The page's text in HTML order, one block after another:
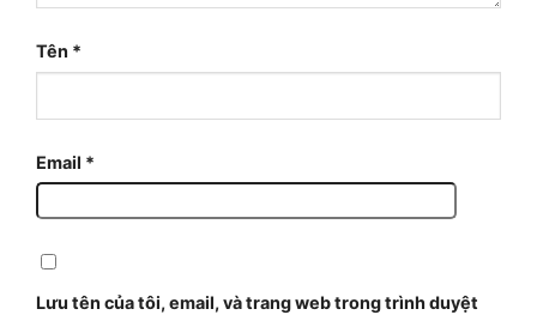
Tên *
Email *
Lưu tên của tôi, email, và trang web trong trình duyệt